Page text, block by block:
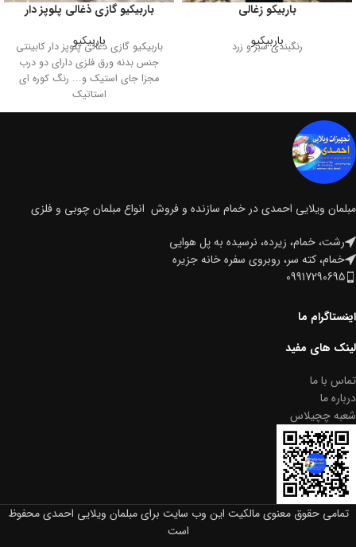
باربیکو زغالی
باربیکیو
رنگبندی سبز و زرد
باربیکیو گازی ذغالی پلوپز دار
باربیکیو
باربیکیو گازی ذغالی پلوپز دار کابینتی
جنس بدنه ورق فلزی دارای دو درب
مجزا جای استیک و... رنگ کوره ای
استاتیک
مبلمان ویلایی احمدی در خمام سازنده و فروش انواع مبلمان چوبی و فلزی
رشت، خمام، زیرده، نرسیده به پل هوایی
خمام، کته سر، روبروی سفره خانه جزیره
09917290695
اینستاگرام ما
لینک های مفید
تماس با ما
درباره ما
شعبه چچیلاس
تمامی حقوق معنوی مالکیت این وب‌ سایت برای مبلمان ویلایی احمدی محفوظ
است